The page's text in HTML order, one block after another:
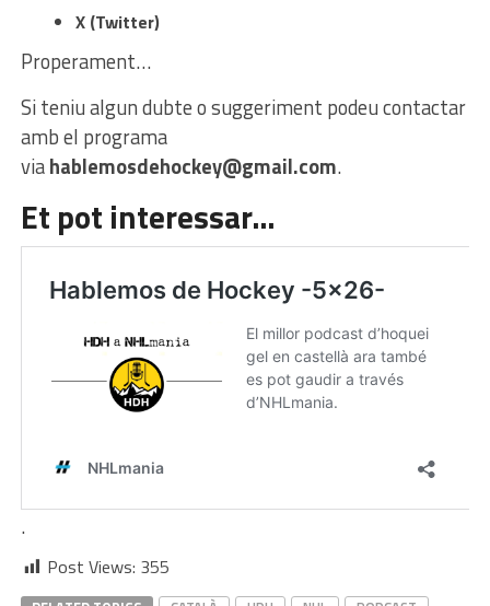
X (Twitter)
Properament…
Si teniu algun dubte o suggeriment podeu contactar
amb el programa
viahablemosdehockey@gmail.com.
Et pot interessar…
.
Post Views: 355